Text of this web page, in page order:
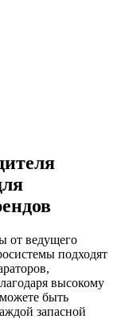
от ведущего
подходят
высокому
быть
запасной